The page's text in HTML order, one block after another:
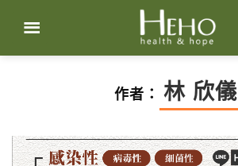
content
作者： 林 欣儀